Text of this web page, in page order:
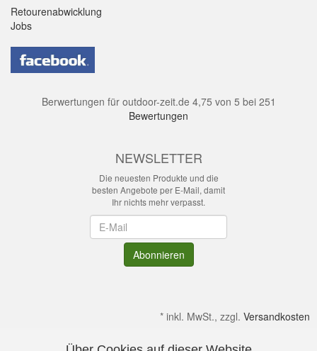
Retourenabwicklung
Jobs
Berwertungen für outdoor-zeit.de 4,75 von 5 bei 251
Bewertungen
NEWSLETTER
Die neuesten Produkte und die
besten Angebote per E-Mail, damit
Ihr nichts mehr verpasst.
Abonnieren
* inkl. MwSt., zzgl. Versandkosten